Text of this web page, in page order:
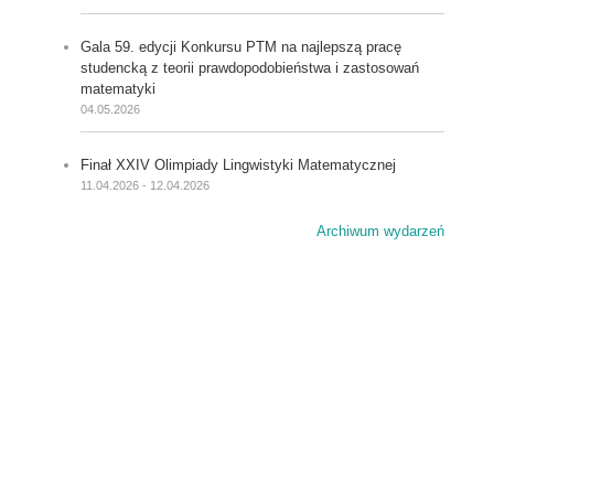
Gala 59. edycji Konkursu PTM na najlepszą pracę
studencką z teorii prawdopodobieństwa i zastosowań
matematyki
04.05.2026
Finał XXIV Olimpiady Lingwistyki Matematycznej
11.04.2026 - 12.04.2026
Archiwum wydarzeń